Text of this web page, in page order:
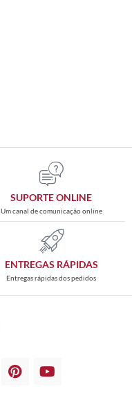
SUPORTE ONLINE
Um canal de comunicação online
ENTREGAS RÁPIDAS
Entregas rápidas dos pedidos